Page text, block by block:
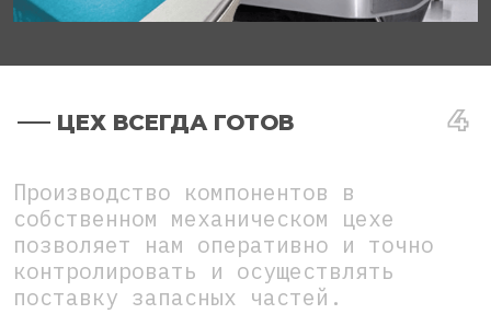
ЦЕХ ВСЕГДА ГОТОВ
Производство компонентов в
собственном механическом цехе
позволяет нам оперативно и точно
контролировать и осуществлять
поставку запасных частей.